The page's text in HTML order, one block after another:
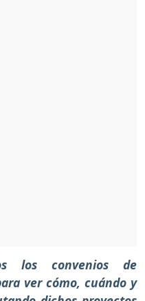
los convenios de
ver cómo, cuándo y